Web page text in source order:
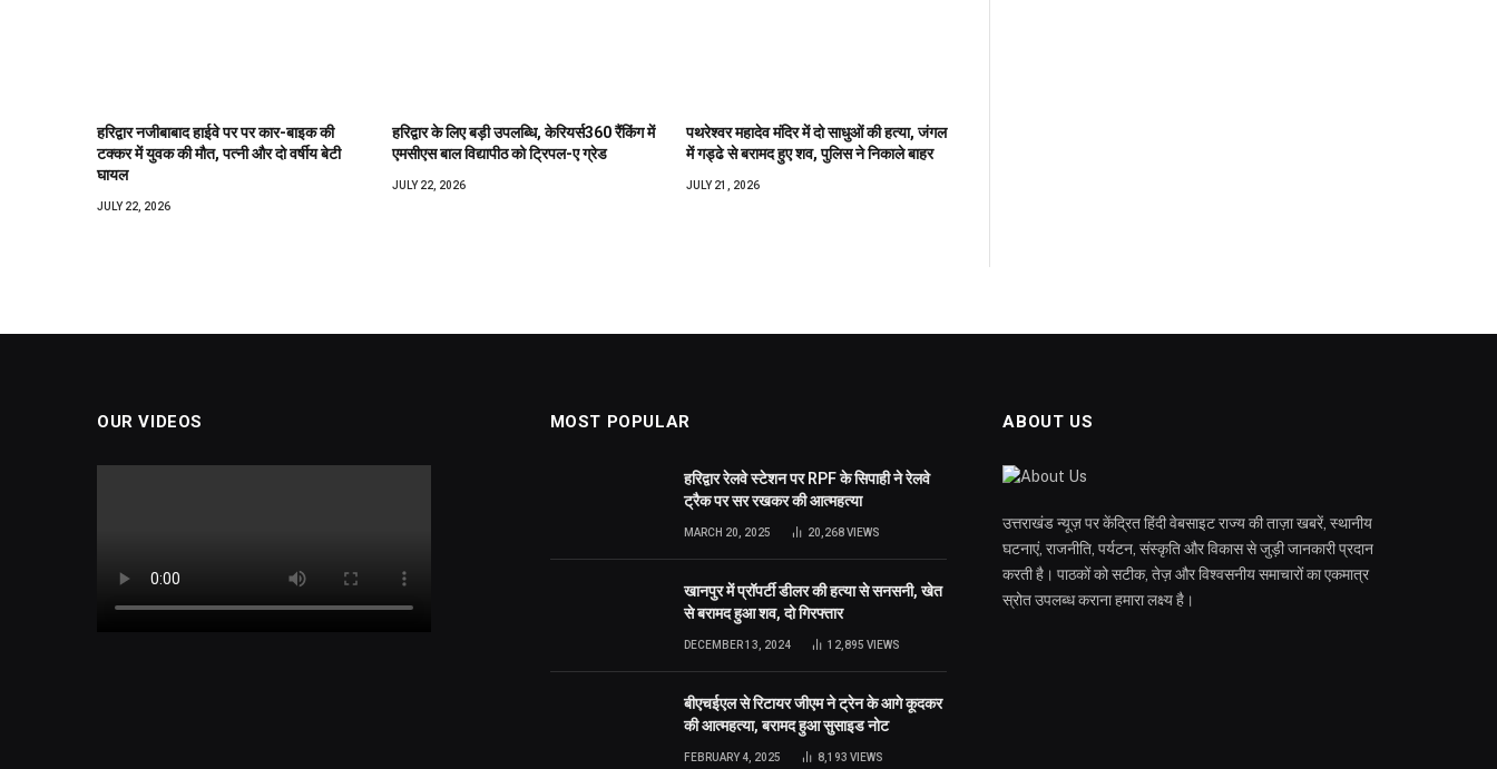
हरिद्वार नजीबाबाद हाईवे पर पर कार-बाइक की
टक्कर में युवक की मौत, पत्नी और दो वर्षीय बेटी
घायल
JULY 22, 2026
हरिद्वार के लिए बड़ी उपलब्धि, केरियर्स360 रैंकिंग में
एमसीएस बाल विद्यापीठ को ट्रिपल-ए ग्रेड
JULY 22, 2026
पथरेश्वर महादेव मंदिर में दो साधुओं की हत्या, जंगल
में गड्ढे से बरामद हुए शव, पुलिस ने निकाले बाहर
JULY 21, 2026
OUR VIDEOS MOST POPULAR
हरिद्वार रेलवे स्टेशन पर RPF के सिपाही ने रेलवे
ट्रैक पर सर रखकर की आत्महत्या
MARCH 20, 2025 20,268VIEWS
खानपुर में प्रॉपर्टी डीलर की हत्या से सनसनी, खेत
से बरामद हुआ शव, दो गिरफ्तार
DECEMBER 13, 2024 12,895 VIEWS
बीएचईएल से रिटायर जीएम ने ट्रेन के आगे कूदकर
की आत्महत्या, बरामद हुआ सुसाइड नोट
FEBRUARY 4, 2025 8,193 VIEWS
ABOUT US
उत्तराखंड न्यूज़ पर केंद्रित हिंदी वेबसाइट राज्य की ताज़ा खबरें, स्थानीय
घटनाएं, राजनीति, पर्यटन, संस्कृति और विकास से जुड़ी जानकारी प्रदान
करती है। पाठकों को सटीक, तेज़ और विश्वसनीय समाचारों का एकमात्र
स्रोत उपलब्ध कराना हमारा लक्ष्य है।